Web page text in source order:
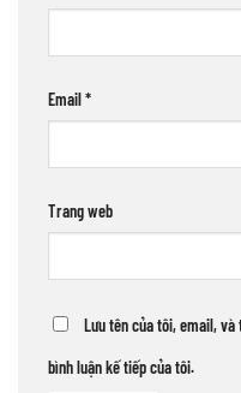
Email*
Trang web
Lưu tên của tôi, email,
bình luận kế tiếp của tôi.